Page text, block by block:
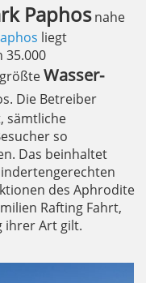
Paphosnahe
liegt
35.000
Wasser-
Die Betreiber
sämtliche
so
Das beinhaltet
des Aphrodite
Rafting Fahrt,
ihrer Art gilt.